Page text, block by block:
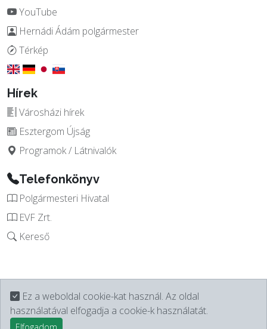
Ez a weboldal cookie-kat használ. Az oldal
használatával elfogadja a cookie-k használatát.
YouTube
Hernádi Ádám polgármester
Térkép
Hírek
Városházi hírek
Esztergom Újság
Programok / Látnivalók
Telefonkönyv
Polgármesteri Hivatal
EVF Zrt.
Kereső